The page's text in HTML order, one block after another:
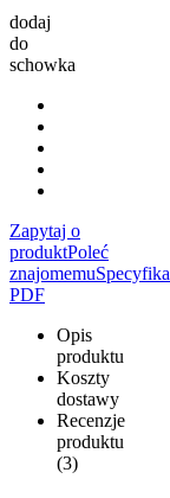
dodaj
do
schowka
Zapytaj o
produktPoleć
znajomemu
PDF
Opis
produktu
Koszty
dostawy
Recenzje
produktu
(3)